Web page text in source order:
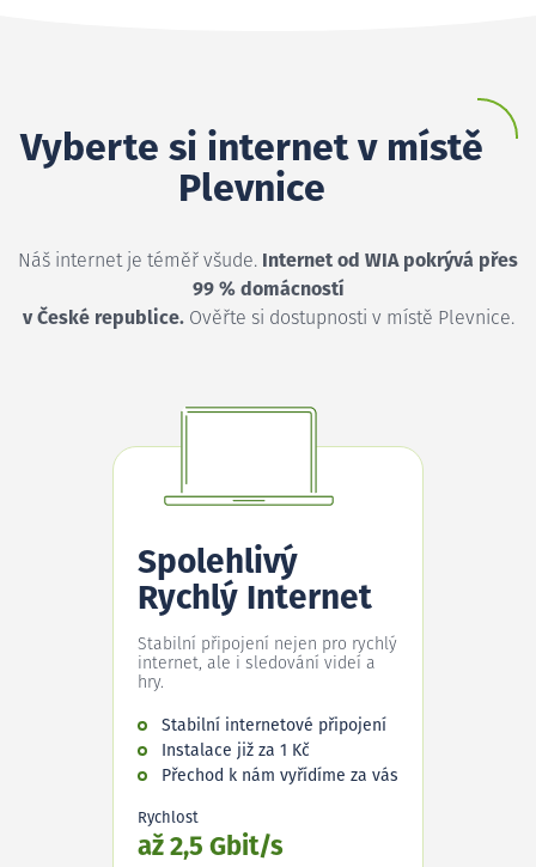
Vyberte si internet v místě
Plevnice
Náš internet je téměř všude. Internet od WIA pokrývá přes
99 % domácností
v České republice.Ověřte si dostupnosti v místě Plevnice.
Spolehlivý
Rychlý Internet
Stabilní připojení nejen pro rychlý
internet, ale i sledování videí a
hry.
Stabilní internetové připojení
Instalace již za 1 Kč
Přechod k nám vyřídíme za vás
Rychlost
až 2,5 Gbit/s